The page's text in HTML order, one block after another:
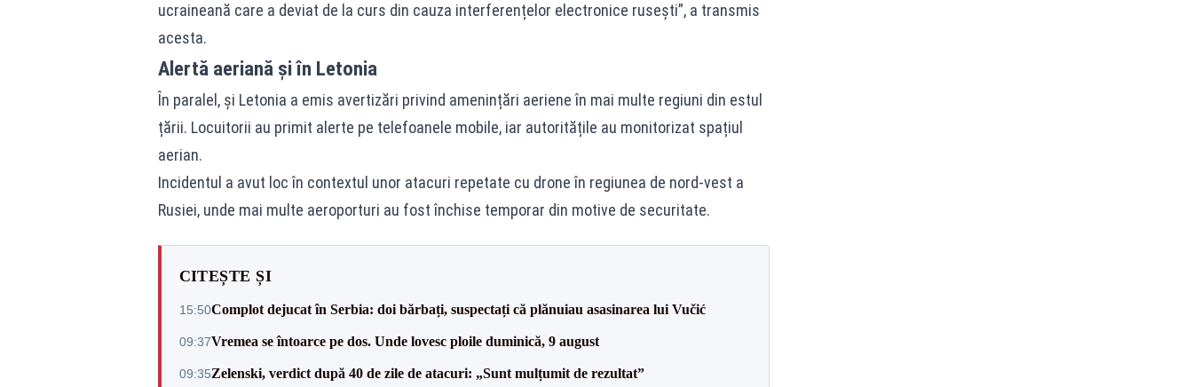
ucraineană care a deviat de la curs din cauza interferențelor electronice rusești”, a transmis
acesta.
Alertă aeriană și în Letonia
În paralel, și Letonia a emis avertizări privind amenințări aeriene în mai multe regiuni din estul
țării. Locuitorii au primit alerte pe telefoanele mobile, iar autoritățile au monitorizat spațiul
aerian.
Incidentul a avut loc în contextul unor atacuri repetate cu drone în regiunea de nord-vest a
Rusiei, unde mai multe aeroporturi au fost închise temporar din motive de securitate.
CITEȘTE ȘI
15:50Complot dejucat în Serbia: doi bărbați, suspectați că plănuiau asasinarea lui Vučić
09:37Vremea se întoarce pe dos. Unde lovesc ploile duminică, 9 august
09:35Zelenski, verdict după 40 de zile de atacuri: „Sunt mulțumit de rezultat”